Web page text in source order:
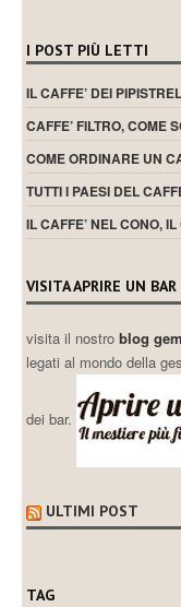
I POST PIÙ LETTI
IL CAFFE’ DEI
CAFFE’ FILTRO, COME
COME ORDINARE UN
TUTTI I PAESI DEL
IL CAFFE’ NEL CONO,
VISITA APRIRE UN BAR
visita il nostroblog
legati al mondo della
dei bar.
ULTIMI POST
TAG